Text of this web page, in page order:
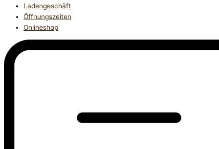
Ladengeschäft
Öffnungszeiten
Onlineshop